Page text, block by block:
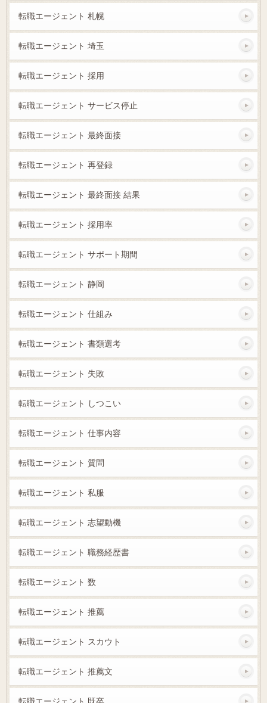
転職エージェント 札幌
転職エージェント 埼玉
転職エージェント 採用
転職エージェント サービス停止
転職エージェント 最終面接
転職エージェント 再登録
転職エージェント 最終面接 結果
転職エージェント 採用率
転職エージェント サポート期間
転職エージェント 静岡
転職エージェント 仕組み
転職エージェント 書類選考
転職エージェント 失敗
転職エージェント しつこい
転職エージェント 仕事内容
転職エージェント 質問
転職エージェント 私服
転職エージェント 志望動機
転職エージェント 職務経歴書
転職エージェント 数
転職エージェント 推薦
転職エージェント スカウト
転職エージェント 推薦文